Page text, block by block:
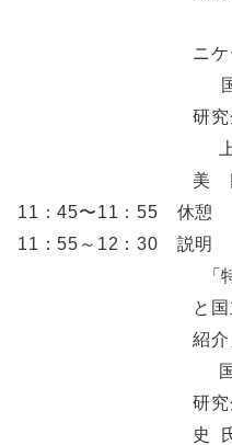
ー
ニケ
国
研
上
美
11：45〜11：55 休憩
11：55～12：30 説明
「
と
紹介
国
研
史